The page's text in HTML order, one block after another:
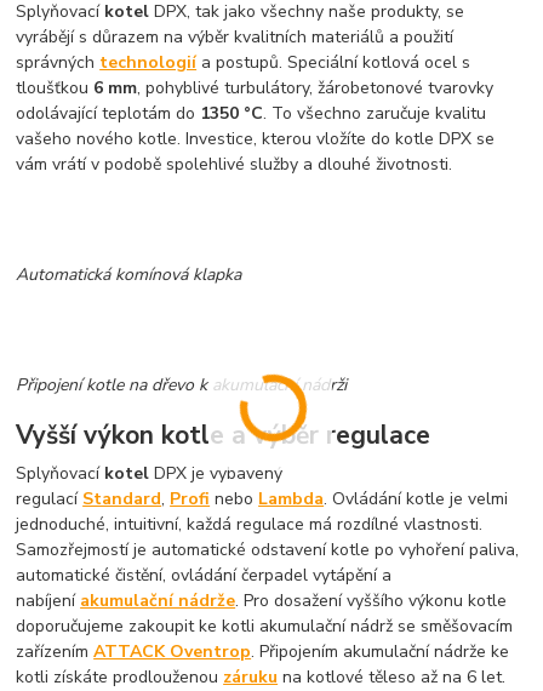
Splyňovací kotel DPX, tak jako všechny naše produkty, se
vyrábějí s důrazem na výběr kvalitních materiálů a použití
správných technologiía postupů. Speciální kotlová ocel s
tloušťkou 6 mm, pohyblivé turbulátory, žárobetonové tvarovky
odolávající teplotám do 1350 °C. To všechno zaručuje kvalitu
vašeho nového kotle. Investice, kterou vložíte do kotle DPX se
vám vrátí v podobě spolehlivé služby a dlouhé životnosti.
Automatická komínová klapka
Připojení kotle na dřevo k akumulační nádrži
Vyšší výkon kotle a výběr regulace
Splyňovací kotel DPX je vybavený
regulací Standard, Profi nebo Lambda. Ovládání kotle je velmi
jednoduché, intuitivní, každá regulace má rozdílné vlastnosti.
Samozřejmostí je automatické odstavení kotle po vyhoření paliva,
automatické čistění, ovládání čerpadel vytápění a
nabíjení akumulační nádrže. Pro dosažení vyššího výkonu kotle
doporučujeme zakoupit ke kotli akumulační nádrž se směšovacím
zařízenímATTACK Oventrop. Připojením akumulační nádrže ke
kotli získáte prodlouženou záruku na kotlové těleso až na 6 let.